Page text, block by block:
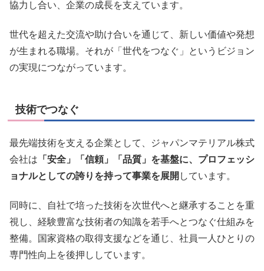
協力し合い、企業の成長を支えています。
世代を超えた交流や助け合いを通じて、新しい価値や発想
が生まれる職場。それが「世代をつなぐ」というビジョン
の実現につながっています。
技術でつなぐ
最先端技術を支える企業として、ジャパンマテリアル株式
会社は 「安全」「信頼」「品質」を基盤に、プロフェッシ
ョナルとしての誇りを持って事業を展開 しています。
同時に、自社で培った技術を次世代へと継承することを重
視し、経験豊富な技術者の知識を若手へとつなぐ仕組みを
整備。国家資格の取得支援などを通じ、社員一人ひとりの
専門性向上を後押ししています。